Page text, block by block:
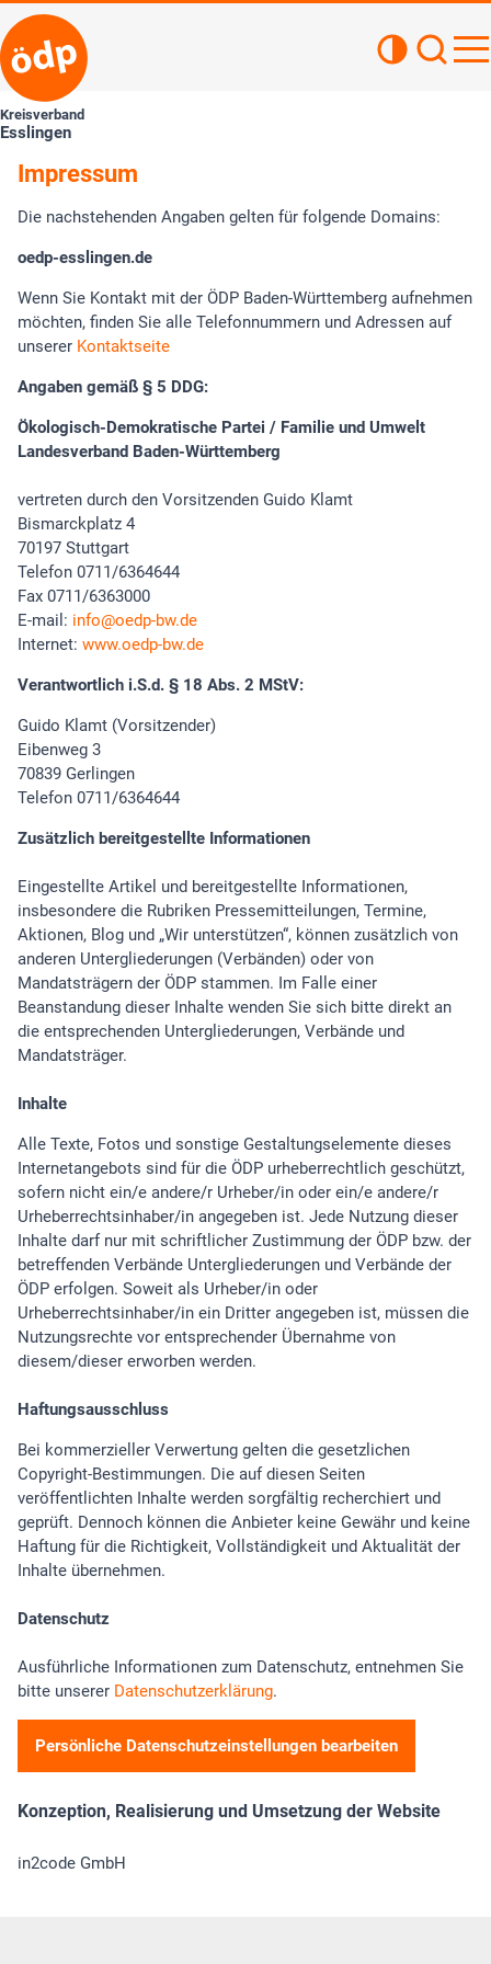
Kreisverband
Esslingen
Impressum
Die nachstehenden Angaben gelten für folgende Domains:
oedp-esslingen.de
Wenn Sie Kontakt mit der ÖDP Baden-Württemberg aufnehmen
möchten, finden Sie alle Telefonnummern und Adressen auf
unserer Kontaktseite
Angaben gemäß § 5 DDG:
Ökologisch-Demokratische Partei / Familie und Umwelt
Landesverband Baden-Württemberg
vertreten durch den Vorsitzenden Guido Klamt
Bismarckplatz 4
70197 Stuttgart
Telefon 0711/6364644
Fax 0711/6363000
E-mail: info
oedp-bw.de
Internet: www.oedp-bw.de
Verantwortlich i.S.d. § 18 Abs. 2 MStV:
Guido Klamt (Vorsitzender)
Eibenweg 3
70839 Gerlingen
Telefon 0711/6364644
Zusätzlich bereitgestellte Informationen
Eingestellte Artikel und bereitgestellte Informationen,
insbesondere die Rubriken Pressemitteilungen, Termine,
Aktionen, Blog und „Wir unterstützen“, können zusätzlich von
anderen Untergliederungen (Verbänden) oder von
Mandatsträgern der ÖDP stammen. Im Falle einer
Beanstandung dieser Inhalte wenden Sie sich bitte direkt an
die entsprechenden Untergliederungen, Verbände und
Mandatsträger.
Inhalte
Alle Texte, Fotos und sonstige Gestaltungselemente dieses
Internetangebots sind für die ÖDP urheberrechtlich geschützt,
sofern nicht ein/e andere/r Urheber/in oder ein/e andere/r
Urheberrechtsinhaber/in angegeben ist. Jede Nutzung dieser
Inhalte darf nur mit schriftlicher Zustimmung der ÖDP bzw. der
betreffenden Verbände Untergliederungen und Verbände der
ÖDP erfolgen. Soweit als Urheber/in oder
Urheberrechtsinhaber/in ein Dritter angegeben ist, müssen die
Nutzungsrechte vor entsprechender Übernahme von
diesem/dieser erworben werden.
Haftungsausschluss
Bei kommerzieller Verwertung gelten die gesetzlichen
Copyright-Bestimmungen. Die auf diesen Seiten
veröffentlichten Inhalte werden sorgfältig recherchiert und
geprüft. Dennoch können die Anbieter keine Gewähr und keine
Haftung für die Richtigkeit, Vollständigkeit und Aktualität der
Inhalte übernehmen.
Datenschutz
Ausführliche Informationen zum Datenschutz, entnehmen Sie
bitte unserer Datenschutzerklärung.
Persönliche Datenschutzeinstellungen bearbeiten
Konzeption, Realisierung und Umsetzung der Website
in2code GmbH